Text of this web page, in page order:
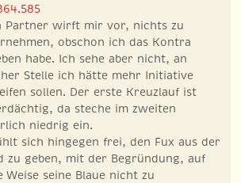
Partner wirft mir vor, nichts zu
obschon ich das Kontra
habe. Ich sehe aber nicht, an
Stelle ich hätte mehr Initiative
sollen. Der erste Kreuzlauf ist
da steche im zweiten
niedrig ein.
sich hingegen frei, den Fux aus der
zu geben, mit der Begründung, auf
Weise seine Blaue nicht zu